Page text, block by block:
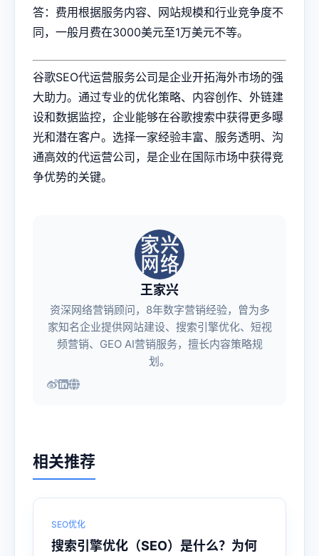
答：费用根据服务内容、网站规模和行业竞争度不
同，一般月费在3000美元至1万美元不等。
谷歌SEO代运营服务公司是企业开拓海外市场的强
大助力。通过专业的优化策略、内容创作、外链建
设和数据监控，企业能够在谷歌搜索中获得更多曝
光和潜在客户。选择一家经验丰富、服务透明、沟
通高效的代运营公司，是企业在国际市场中获得竞
争优势的关键。
王家兴
资深网络营销顾问，8年数字营销经验，曾为多
家知名企业提供网站建设、搜索引擎优化、短视
频营销、GEO AI营销服务，擅长内容策略规
划。
相关推荐
SEO优化
搜索引擎优化（SEO）是什么？为何